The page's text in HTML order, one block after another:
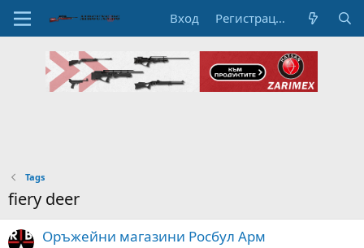
Вход Регистрация
Tags
fiery deer
Оръжейни магазини Росбул Арм